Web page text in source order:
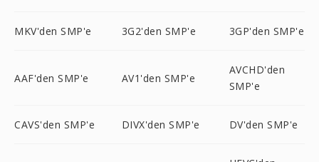
MKV'den SMP'e 3G2'den SMP'e 3GP'den SMP'e
AAF'den SMP'e AV1'den SMP'e
AVCHD'den
SMP'e
CAVS'den SMP'e DIVX'den SMP'e DV'den SMP'e